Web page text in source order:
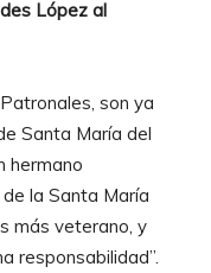
López al
son ya
Santa María del
hermano
la Santa María
más veterano, y
responsabilidad”.